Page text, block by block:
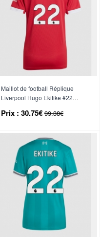
Maillot de football Réplique
Liverpool Hugo Ekitike #22
Manche Courte
Prix : 30.75€ 99.38€